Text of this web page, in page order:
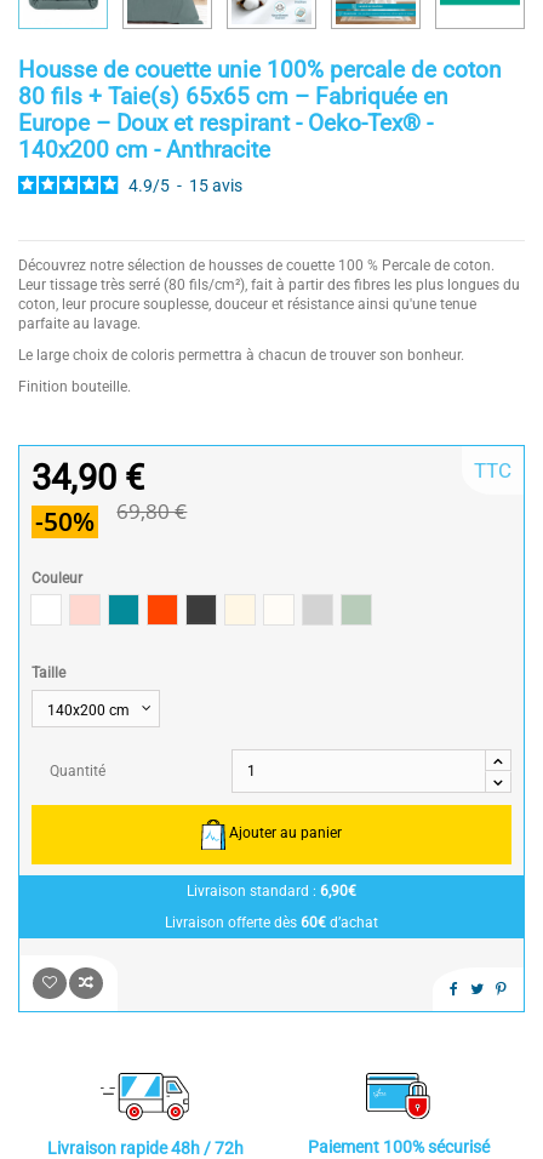
Housse de couette unie 100% percale de coton
80 fils + Taie(s) 65x65 cm – Fabriquée en
Europe – Doux et respirant - Oeko-Tex® -
140x200 cm - Anthracite
4.9/5 - 15avis
Découvrez notre sélection de housses de couette 100 % Percale de coton.
Leur tissage très serré (80 fils/cm²), fait à partir des fibres les plus longues du
coton, leur procure souplesse, douceur et résistance ainsi qu'une tenue
parfaite au lavage.
Le large choix de coloris permettra à chacun de trouver son bonheur.
Finition bouteille.
34,90 €
-50% 69,80 €
TTC
Couleur
Taille
Quantité
Ajouter au panier
Livraison standard : 6,90€
Livraison offerte dès 60€ d’achat
Livraison rapide 48h / 72h Paiement 100% sécurisé